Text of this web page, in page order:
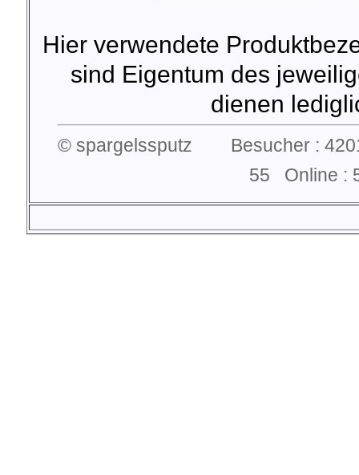
Hier verwendete
sind Eigentum des
dienen
© spargelssputz Besucher :
55 Online